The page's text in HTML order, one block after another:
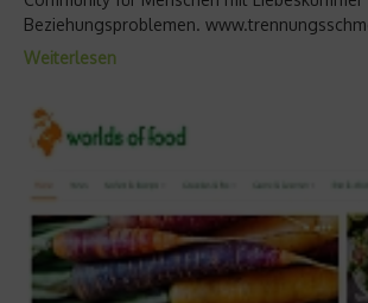
Beziehungsproblemen.
Weiterlesen